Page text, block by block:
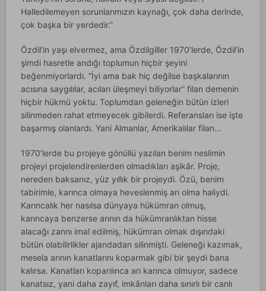
Halledilemeyen sorunlarımızın kaynağı, çok daha derinde,
çok başka bir yerdedir.”
Özdil’in yaşı elvermez, ama Özdilgiller 1970’lerde, Özdil’in
şimdi hasretle andığı toplumun hiçbir şeyini
beğenmiyorlardı. “İyi ama bak hiç değilse başkalarının
acısına saygılılar, acıları üleşmeyi biliyorlar” filan demenin
hiçbir hükmü yoktu. Toplumdan geleneğin bütün izleri
silinmeden rahat etmeyecek gibilerdi. Referansları ise işte
başarmış olanlardı. Yani Almanlar, Amerikalılar filan…
1970’lerde bu projeye gönüllü yazılan benim neslimin
projeyi projelendirenlerden olmadıkları aşikâr. Proje,
nereden baksanız, yüz yıllık bir projeydi. Özü, benim
tabirimle, karınca olmaya heveslenmiş arı olma haliydi.
Karıncalık her nasılsa dünyaya hükümran olmuş,
karıncaya benzerse arının da hükümranlıktan hisse
alacağı zannı imal edilmiş, hükümran olmak dışındaki
bütün olabilirlikler ajandadan silinmişti. Geleneği kazımak,
mesela arının kanatlarını koparmak gibi bir şeydi bana
kalırsa. Kanatları koparılınca arı karınca olmuyor, sadece
kanatsız, yani daha zayıf, imkânları daha sınırlı bir canlı